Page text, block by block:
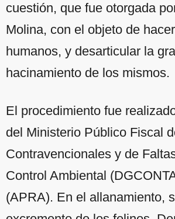
cuestión, que fue otorgada
Molina, con el objeto de
humanos, y desarticular la
hacinamiento de los mismos.
El procedimiento fue
del Ministerio Público Fiscal
Contravencionales y de
Control Ambiental
(APRA). En el allanamiento,